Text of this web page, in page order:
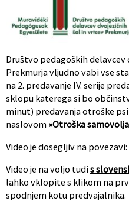
Društvo pedagoških
Prekmurja vljudno vabi vse
na 2. predavanje IV. serije
sklopu katerega si bo
minut) predavanja otroške
naslovom »Otroška
Video je dosegljiv na povezavi:
Video je na voljo tudis
lahko vklopite s klikom na
spodnjem kotu predvajalnika.